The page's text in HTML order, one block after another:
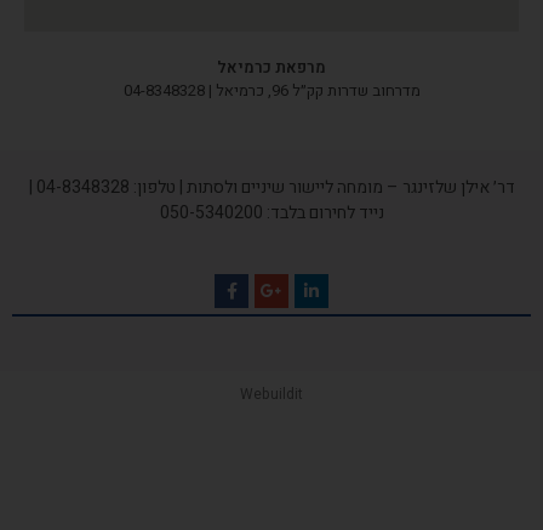
מרפאת כרמיאל
מדרחוב שדרות קק״ל 96, כרמיאל | 04-8348328
אילן שלזינגר – מומחה ליישור שיניים ולסתות | טלפון: 04-8348328
|
נייד לחירום בלבד:050-5340200
Webuildit